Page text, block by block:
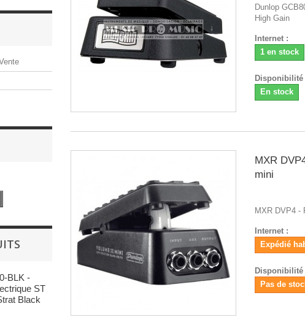
BLK -
ST
Black
Dunlop
High Gain
Internet :
1 en stock
Disponibilité
En stock
MXR
mini
MXR DVP4 -
Internet :
Expédié
Disponibilité
Pas de